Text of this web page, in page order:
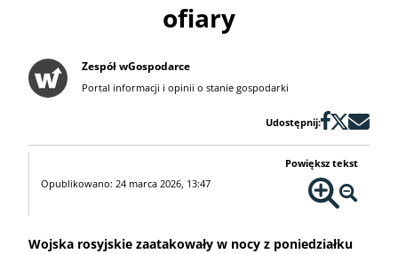
ofiary
Zespół wGospodarce
Portal informacji i opinii o stanie gospodarki
Udostępnij:
Opublikowano: 24 marca 2026, 13:47
Powiększ tekst
Wojska rosyjskie zaatakowały w nocy z poniedziałku